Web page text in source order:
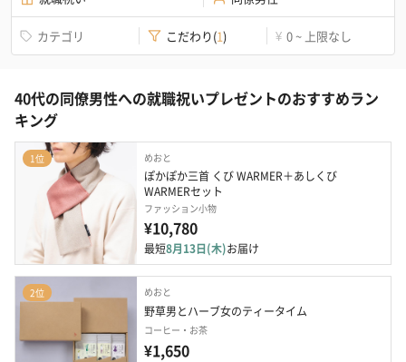
カテゴリ こだわり(1) ¥ 0 ~ 上限なし
40代の同僚男性への就職祝いプレゼントのおすすめラン
キング
1位 めおと
ぽかぽか三首 くび WARMER＋あしくび
WARMERセット
ファッション小物
¥10,780
最短8月13日(木)お届け
2位 めおと
野草男とハーブ女のティータイム
コーヒー・お茶
¥1,650